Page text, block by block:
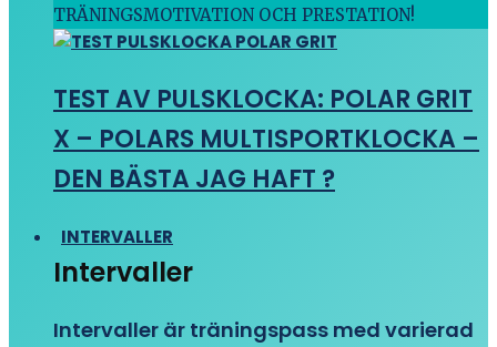
TRÄNINGSMOTIVATION OCH PRESTATION!
TEST AV PULSKLOCKA: POLAR GRIT
X – POLARS MULTISPORTKLOCKA –
DEN BÄSTA JAG HAFT ?
INTERVALLER
Intervaller
Intervaller är träningspass med varierad